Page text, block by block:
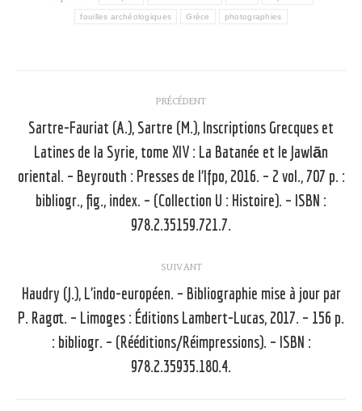
fouilles archéologiques Grèce photographies
article
PRÉCÉDENT
Article
précédent
:
Sartre-Fauriat (A.), Sartre (M.), Inscriptions Grecques et
Latines de la Syrie, tome XIV : La Batanée et le Jawlān
oriental. – Beyrouth : Presses de l’Ifpo, 2016. – 2 vol., 707 p. :
bibliogr., fig., index. – (Collection U : Histoire). – ISBN :
978.2.35159.721.7.
SUIVANT
Article
suivant
:
Haudry (J.), L’indo-européen. – Bibliographie mise à jour par
P. Ragot. – Limoges : Éditions Lambert-Lucas, 2017. – 156 p.
: bibliogr. – (Rééditions/Réimpressions). – ISBN :
978.2.35935.180.4.